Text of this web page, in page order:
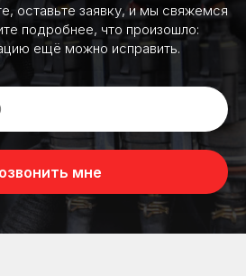
оставьте заявку, и мы свяжемся
подробнее, что произошло:
ещё можно исправить.
мне